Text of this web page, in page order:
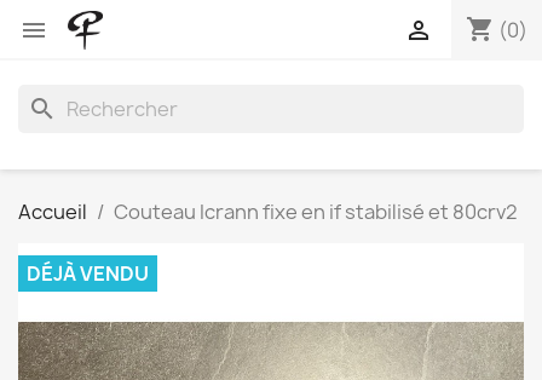
 shopping_cart (0)

search
Accueil Couteau Icrann fixe en if stabilisé et 80crv2
DÉJÀ VENDU